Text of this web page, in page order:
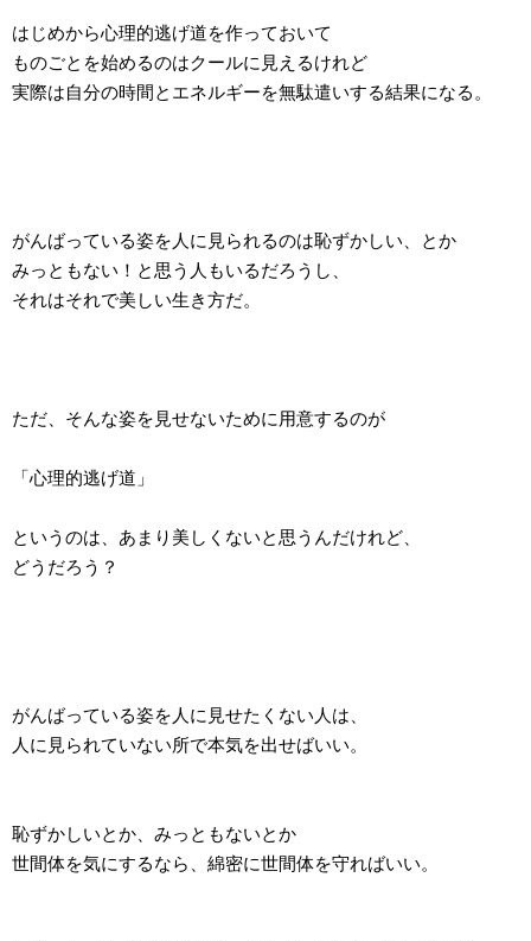
はじめから心理的逃げ道を作っておいて
ものごとを始めるのはクールに見えるけれど
実際は自分の時間とエネルギーを無駄遣いする結果になる。
がんばっている姿を人に見られるのは恥ずかしい、とか
みっともない！と思う人もいるだろうし、
それはそれで美しい生き方だ。
ただ、そんな姿を見せないために用意するのが
「心理的逃げ道」
というのは、あまり美しくないと思うんだけれど、
どうだろう？
がんばっている姿を人に見せたくない人は、
人に見られていない所で本気を出せばいい。
恥ずかしいとか、みっともないとか
世間体を気にするなら、綿密に世間体を守ればいい。